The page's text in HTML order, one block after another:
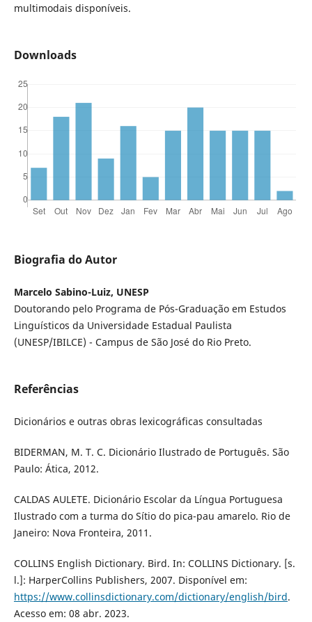
multimodais disponíveis.
Downloads
Biografia do Autor
Marcelo Sabino-Luiz, UNESP
Doutorando pelo Programa de Pós-Graduação em Estudos
Linguísticos da Universidade Estadual Paulista
(UNESP/IBILCE) - Campus de São José do Rio Preto.
Referências
Dicionários e outras obras lexicográficas consultadas
BIDERMAN, M. T. C. Dicionário Ilustrado de Português. São
Paulo: Ática, 2012.
CALDAS AULETE. Dicionário Escolar da Língua Portuguesa
Ilustrado com a turma do Sítio do pica-pau amarelo. Rio de
Janeiro: Nova Fronteira, 2011.
COLLINS English Dictionary. Bird. In: COLLINS Dictionary. [s.
l.]: HarperCollins Publishers, 2007. Disponível em:
https://www.collinsdictionary.com/dictionary/english/bird.
Acesso em: 08 abr. 2023.